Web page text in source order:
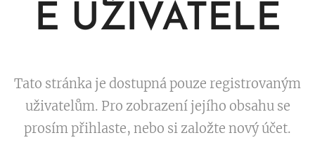
É UŽIVATELE
Tato stránka je dostupná pouze registrovaným
uživatelům. Pro zobrazení jejího obsahu se
prosím přihlaste, nebo si založte nový účet.